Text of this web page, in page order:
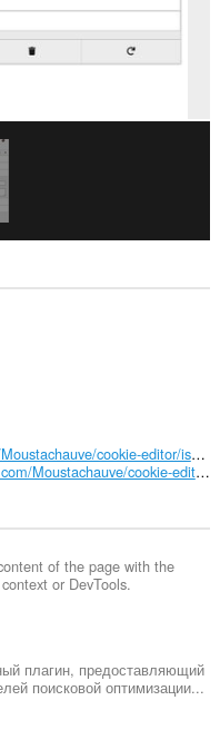
https://github.com/Moustachauve/cookie-editor/issues
https://github.com/Moustachauve/cookie-editor/
of the page with the
or DevTools.
плагин, предоставляющий
поисковой оптимизации...